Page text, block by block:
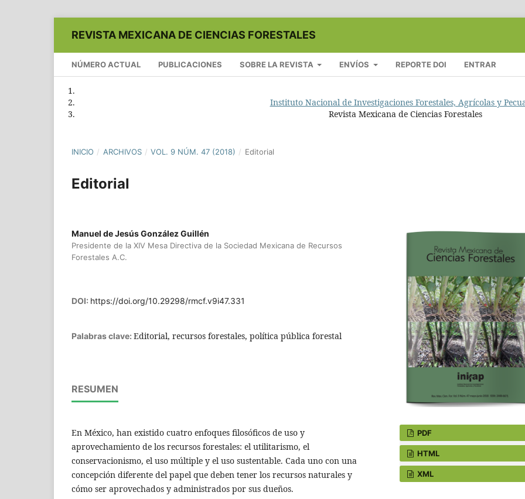
REVISTA MEXICANA DE CIENCIAS FORESTALES
NÚMERO ACTUAL PUBLICACIONES SOBRE LA REVISTA ENVÍOS REPORTE DOI ENTRAR
Instituto Nacional de Investigaciones Forestales, Agrícolas y
Revista Mexicana de Ciencias Forestales
INICIO / ARCHIVOS / VOL. 9 NÚM. 47 (2018) / Editorial
Editorial
Manuel de Jesús González Guillén
Presidente de la XIV Mesa Directiva de la Sociedad Mexicana de Recursos
Forestales A.C.
DOI: https://doi.org/10.29298/rmcf.v9i47.331
Palabras clave: Editorial, recursos forestales, política pública forestal
RESUMEN
En México, han existido cuatro enfoques filosóficos de uso y
aprovechamiento de los recursos forestales: el utilitarismo, el
conservacionismo, el uso múltiple y el uso sustentable. Cada uno con una
concepción diferente del papel que deben tener los recursos naturales y
cómo ser aprovechados y administrados por sus dueños.
PDF
HTML
XML